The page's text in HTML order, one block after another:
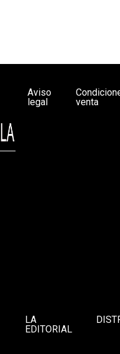
Aviso
legal
venta
LA
EDITORIAL